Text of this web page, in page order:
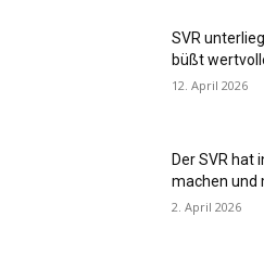
SVR
büßt
12. April 2026
Der SVR hat
machen und
2. April 2026